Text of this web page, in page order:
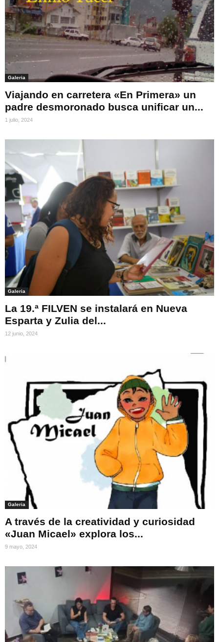
Galeria
Viajando en carretera «En Primera» un
padre desmoronado busca unificar un...
1 julio, 2024
Galeria
La 19.ª FILVEN se instalará en Nueva
Esparta y Zulia del...
12 junio, 2024
Galeria
A través de la creatividad y curiosidad
«Juan Micael» explora los...
9 mayo, 2024